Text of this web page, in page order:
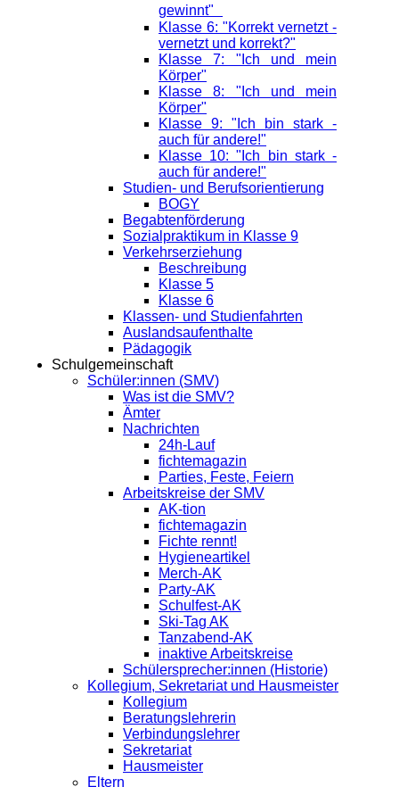
gewinnt"
Klasse 6: "Korrekt vernetzt -
vernetzt und korrekt?"
Klasse 7: "Ich und mein
Körper"
Klasse 8: "Ich und mein
Körper"
Klasse 9: "Ich bin stark -
auch für andere!"
Klasse 10: "Ich bin stark -
auch für andere!"
Studien- und Berufsorientierung
BOGY
Begabtenförderung
Sozialpraktikum in Klasse 9
Verkehrserziehung
Beschreibung
Klasse 5
Klasse 6
Klassen- und Studienfahrten
Auslandsaufenthalte
Pädagogik
Schulgemeinschaft
Schüler:innen (SMV)
Was ist die SMV?
Ämter
Nachrichten
24h-Lauf
fichtemagazin
Parties, Feste, Feiern
Arbeitskreise der SMV
AK-tion
fichtemagazin
Fichte rennt!
Hygieneartikel
Merch-AK
Party-AK
Schulfest-AK
Ski-Tag AK
Tanzabend-AK
inaktive Arbeitskreise
Schülersprecher:innen (Historie)
Kollegium, Sekretariat und Hausmeister
Kollegium
Beratungslehrerin
Verbindungslehrer
Sekretariat
Hausmeister
Eltern